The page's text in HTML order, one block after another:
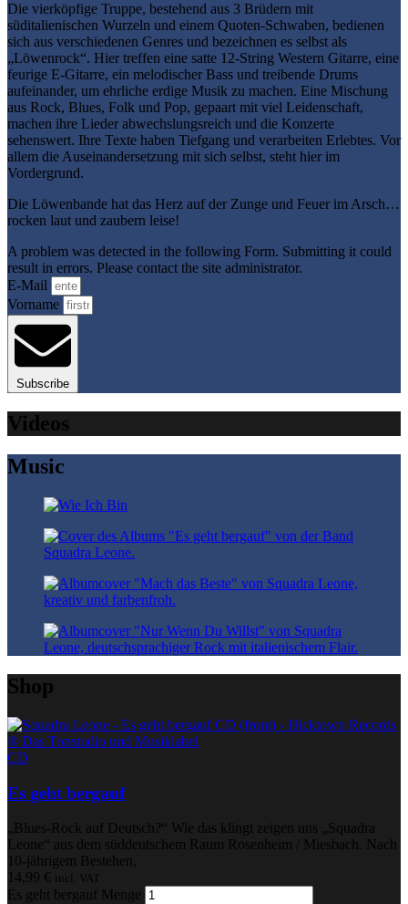
Die vierköpfige Truppe, bestehend aus 3 Brüdern mit
süditalienischen Wurzeln und einem Quoten-Schwaben, bedienen
sich aus verschiedenen Genres und bezeichnen es selbst als
„Löwenrock“. Hier treffen eine satte 12-String Western Gitarre, eine
feurige E-Gitarre, ein melodischer Bass und treibende Drums
aufeinander, um ehrliche erdige Musik zu machen. Eine Mischung
aus Rock, Blues, Folk und Pop, gepaart mit viel Leidenschaft,
machen ihre Lieder abwechslungsreich und die Konzerte
sehenswert. Ihre Texte haben Tiefgang und verarbeiten Erlebtes. Vor
allem die Auseinandersetzung mit sich selbst, steht hier im
Vordergrund.
Die Löwenbande hat das Herz auf der Zunge und Feuer im Arsch…
rocken laut und zaubern leise!
A problem was detected in the following Form. Submitting it could
result in errors. Please contact the site administrator.
E-Mail
Vorname
Subscribe
Videos
Music
Shop
CD
Es geht bergauf
„Blues-Rock auf Deutsch?“ Wie das klingt zeigen uns „Squadra
Leone“ aus dem süddeutschem Raum Rosenheim / Miesbach. Nach
10-jährigem Bestehen,
14,99 € incl. VAT
Es geht bergauf Menge